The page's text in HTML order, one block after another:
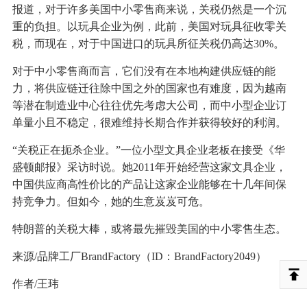
报道，对于许多美国中小零售商来说，关税仍然是一个沉
重的负担。以玩具企业为例，此前，美国对玩具征收零关
税，而现在，对于中国进口的玩具所征关税仍高达30%。
对于中小零售商而言，它们没有在本地构建供应链的能
力，将供应链迁往除中国之外的国家也有难度，因为越南
等潜在制造业中心往往优先考虑大公司，而中小型企业订
单量小且不稳定，很难维持长期合作并获得较好的利润。
“关税正在扼杀企业。”一位小型文具企业老板在接受《华
盛顿邮报》采访时说。她2011年开始经营这家文具企业，
中国供应商高性价比的产品让这家企业能够在十几年间保
持竞争力。但如今，她的生意岌岌可危。
特朗普的关税大棒，或将最先摧毁美国的中小零售生态。
来源/品牌工厂BrandFactory（ID：BrandFactory2049）
作者/王玮